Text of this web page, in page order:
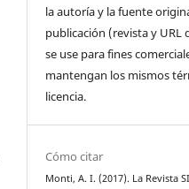
la autoría y la fuente
publicación (revista y URL
se use para fines
mantengan los mismos
licencia.
Cómo citar
Monti, A. I. (2017). La Revista